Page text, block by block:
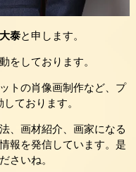
泰と申します。
をしております。
トの肖像画制作など、プ
ております。
、画材紹介、画家になる
報を発信しています。是
さいね。